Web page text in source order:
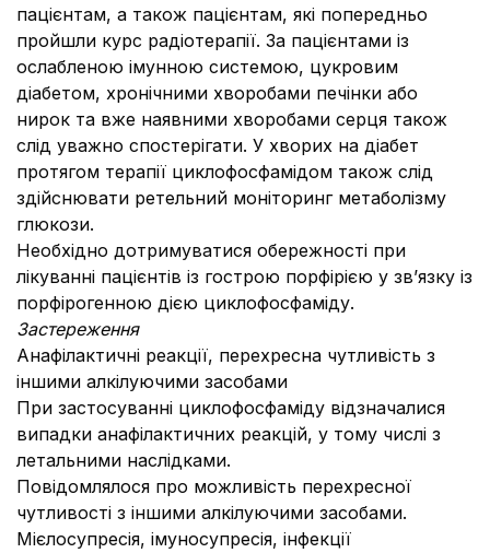
пацієнтам, а також пацієнтам, які попередньо
пройшли курс радіотерапії. За пацієнтами із
ослабленою імунною системою, цукровим
діабетом, хронічними хворобами печінки або
нирок та вже наявними хворобами серця також
слід уважно спостерігати. У хворих на діабет
протягом терапії циклофосфамідом також слід
здійснювати ретельний моніторинг метаболізму
глюкози.
Необхідно дотримуватися обережності при
лікуванні пацієнтів із гострою порфірією у зв’язку із
порфірогенною дією циклофосфаміду.
Застереження
Анафілактичні реакції, перехресна чутливість з
іншими алкілуючими засобами
При застосуванні циклофосфаміду відзначалися
випадки анафілактичних реакцій, у тому числі з
летальними наслідками.
Повідомлялося про можливість перехресної
чутливості з іншими алкілуючими засобами.
Мієлосупресія, імуносупресія, інфекції